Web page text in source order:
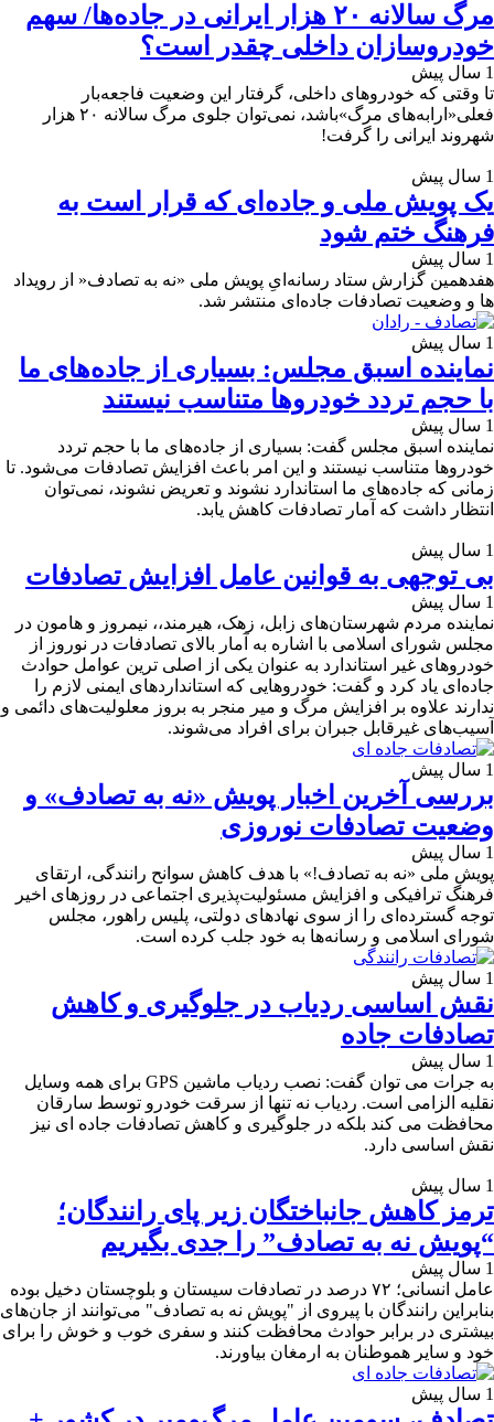
مرگ سالانه ۲۰ هزار ایرانی در جاده‌ها/ سهم
خودروسازان داخلی چقدر است؟
1 سال پیش
تا وقتی که خودروهای داخلی، گرفتار این وضعیت فاجعه‌بار
فعلی«ارابه‌های مرگ»باشد، نمی‌توان جلوی مرگ سالانه ۲۰ هزار
شهروند ایرانی را گرفت!
1 سال پیش
یک پویش ملی و جاده‌ای که قرار است به
فرهنگ ختم شود
1 سال پیش
هفدهمین گزارش ستاد رسانه‌ایِ پویش ملی «نه به تصادف« از رویداد
ها و وضعیت تصادفات جاده‌ای منتشر شد.
1 سال پیش
نماینده اسبق مجلس: بسیاری از جاده‌های ما
با حجم تردد خودروها متناسب نیستند
1 سال پیش
نماینده اسبق مجلس گفت: بسیاری از جاده‌های ما با حجم تردد
خودروها متناسب نیستند و این امر باعث افزایش تصادفات می‌شود. تا
زمانی که جاده‌های ما استاندارد نشوند و تعریض نشوند، نمی‌توان
انتظار داشت که آمار تصادفات کاهش یابد.
1 سال پیش
بی توجهی به قوانین عامل افزایش تصادفات
1 سال پیش
نماینده مردم شهرستان‌های زابل، زهک، هیرمند،، نیمروز و هامون در
مجلس شورای اسلامی با اشاره به آمار بالای تصادفات در نوروز از
خودروهای غیر استاندارد به عنوان یکی از اصلی ترین عوامل حوادث
جاده‌ای یاد کرد و گفت: خودروهایی که استانداردهای ایمنی لازم را
ندارند علاوه بر افزایش مرگ و میر منجر به بروز معلولیت‌های دائمی و
آسیب‌های غیرقابل جبران برای افراد می‌شوند.
1 سال پیش
بررسی آخرین اخبار پویش «نه به تصادف» و
وضعیت تصادفات نوروزی
1 سال پیش
پویش ملی «نه به تصادف!» با هدف کاهش سوانح رانندگی، ارتقای
فرهنگ ترافیکی و افزایش مسئولیت‌پذیری اجتماعی در روزهای اخیر
توجه گسترده‌ای را از سوی نهادهای دولتی، پلیس راهور، مجلس
شورای اسلامی و رسانه‌ها به خود جلب کرده است.
1 سال پیش
نقش اساسی ردیاب در جلوگیری و کاهش
تصادفات جاده
1 سال پیش
به جرات می توان گفت: نصب ردیاب ماشین GPS برای همه وسایل
نقلیه الزامی است. ردیاب نه تنها از سرقت خودرو توسط سارقان
محافظت می کند بلکه در جلوگیری و کاهش تصادفات جاده ای نیز
نقش اساسی دارد.
1 سال پیش
ترمز کاهش جانباختگان زیر پای رانندگان؛
“پویش نه به تصادف” را جدی بگیریم
1 سال پیش
عامل انسانی؛ ۷۲ درصد در تصادفات سیستان و بلوچستان دخیل بوده
بنابراین رانندگان با پیروی از "پویش نه به تصادف" می‌توانند از جان‌های
بیشتری در برابر حوادث محافظت کنند و سفری خوب و خوش را برای
خود و سایر هموطنان به ارمغان بیاورند.
1 سال پیش